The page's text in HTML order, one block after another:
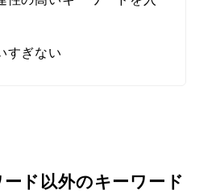
すぎない
ド以外のキーワード